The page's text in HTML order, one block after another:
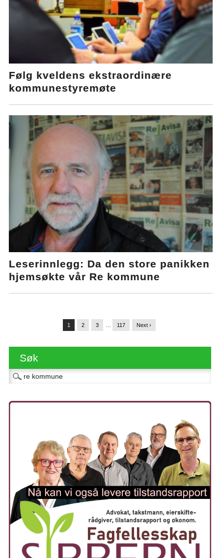
Følg kveldens ekstraordinære
kommunestyremøte
Leserinnlegg: Da den store panikken
hjemsøkte vår Re kommune
1 2 3 117 Next ›
Søk
Søk etter: